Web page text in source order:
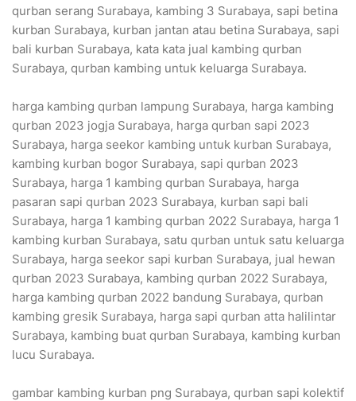
qurban serang Surabaya, kambing 3 Surabaya, sapi betina
kurban Surabaya, kurban jantan atau betina Surabaya, sapi
bali kurban Surabaya, kata kata jual kambing qurban
Surabaya, qurban kambing untuk keluarga Surabaya.
harga kambing qurban lampung Surabaya, harga kambing
qurban 2023 jogja Surabaya, harga qurban sapi 2023
Surabaya, harga seekor kambing untuk kurban Surabaya,
kambing kurban bogor Surabaya, sapi qurban 2023
Surabaya, harga 1 kambing qurban Surabaya, harga
pasaran sapi qurban 2023 Surabaya, kurban sapi bali
Surabaya, harga 1 kambing qurban 2022 Surabaya, harga 1
kambing kurban Surabaya, satu qurban untuk satu keluarga
Surabaya, harga seekor sapi kurban Surabaya, jual hewan
qurban 2023 Surabaya, kambing qurban 2022 Surabaya,
harga kambing qurban 2022 bandung Surabaya, qurban
kambing gresik Surabaya, harga sapi qurban atta halilintar
Surabaya, kambing buat qurban Surabaya, kambing kurban
lucu Surabaya.
gambar kambing kurban png Surabaya, qurban sapi kolektif